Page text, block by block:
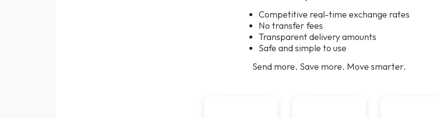
Competitive real-time exchange rates
No transfer fees
Transparent delivery amounts
Safe and simple to use
Send more. Save more. Move smarter.